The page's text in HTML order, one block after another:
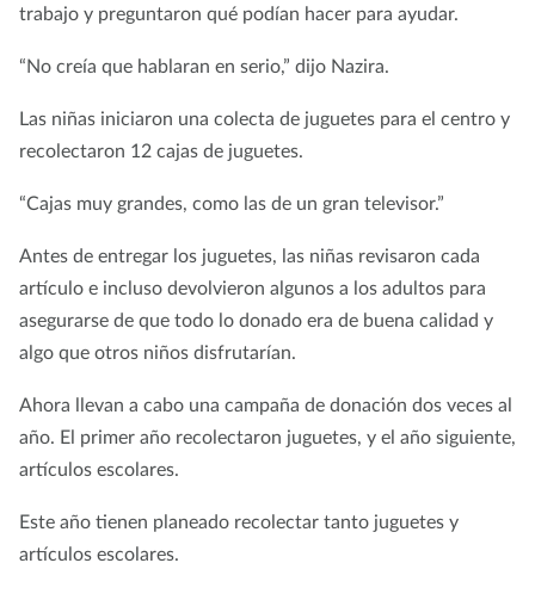
trabajo y preguntaron qué podían hacer para ayudar.
“No creía que hablaran en serio,” dijo Nazira.
Las niñas iniciaron una colecta de juguetes para el centro y
recolectaron 12 cajas de juguetes.
“Cajas muy grandes, como las de un gran televisor.”
Antes de entregar los juguetes, las niñas revisaron cada
artículo e incluso devolvieron algunos a los adultos para
asegurarse de que todo lo donado era de buena calidad y
algo que otros niños disfrutarían.
Ahora llevan a cabo una campaña de donación dos veces al
año. El primer año recolectaron juguetes, y el año siguiente,
artículos escolares.
Este año tienen planeado recolectar tanto juguetes y
artículos escolares.